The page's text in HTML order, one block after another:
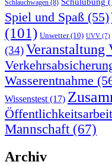
Schlauchwagen (8)
Spiel und Spaß (55)
(101) Unwetter(10) UVV (7)
(34)Veranstaltung
Wasserentnahme
Wissenstest (17)
Öffentlichkeitsarbeit
Mannschaft (67)
Archiv